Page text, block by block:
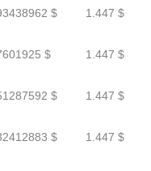
$ 1.447 $
$ 1.447 $
$ 1.447 $
$ 1.447 $